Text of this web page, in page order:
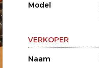
Model
VERKOPER
Naam